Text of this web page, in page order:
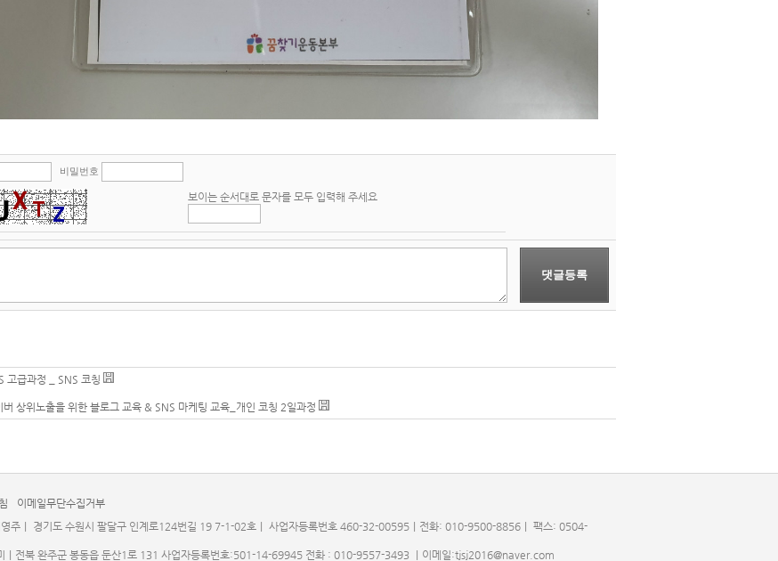
비밀번호
보이는 순서대로 문자를 모두 입력해 주세요
댓글등록
고급과정 _ SNS 코칭
버 상위노출을 위한 블로그 교육 & SNS 마케팅 교육_개인 코칭 2일과정
이메일무단수집거부
영주｜ 경기도 수원시 팔달구 인계로124번길 19 7-1-02호｜ 사업자등록번호 460-32-00595｜전화: 010-9500-8856｜ 팩스: 0504-
｜전북 완주군 봉동읍 둔산1로 131 사업자등록번호:501-14-69945 전화 : 010-9557-3493 ｜이메일:tjsj2016@naver.com